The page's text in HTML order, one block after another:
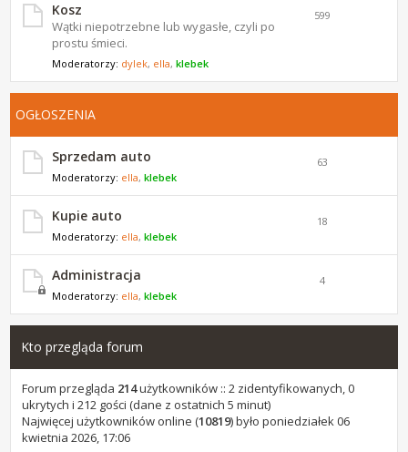
Kosz
Wątki niepotrzebne lub wygasłe, czyli po
prostu śmieci.
Moderatorzy: dylek, ella,klebek
599
OGŁOSZENIA
Sprzedam auto
Moderatorzy: ella,klebek
63
Kupie auto
Moderatorzy: ella,klebek
18
Administracja
Moderatorzy: ella,klebek
4
Kto przegląda forum
Forum przegląda 214użytkowników :: 2 zidentyfikowanych, 0
ukrytych i 212 gości (dane z ostatnich 5 minut)
Najwięcej użytkowników online (10819) było poniedziałek 06
kwietnia 2026, 17:06